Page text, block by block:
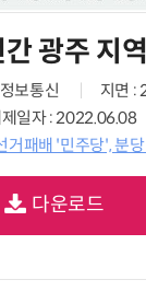
광주 지
보통신
지면 :
일자 : 2022.06.08
거패배 '민주당', 분
다운로드